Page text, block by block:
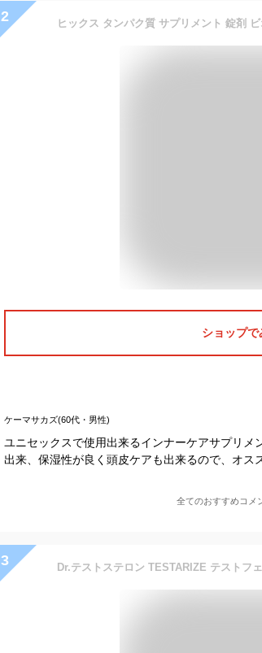
2
ショップで
ケーマサカズ(60代・男性)
ユニセックスで使用出来るインナーケアサプリ
出来、保湿性が良く頭皮ケアも出来るので、オス
全てのおすすめコメ
3